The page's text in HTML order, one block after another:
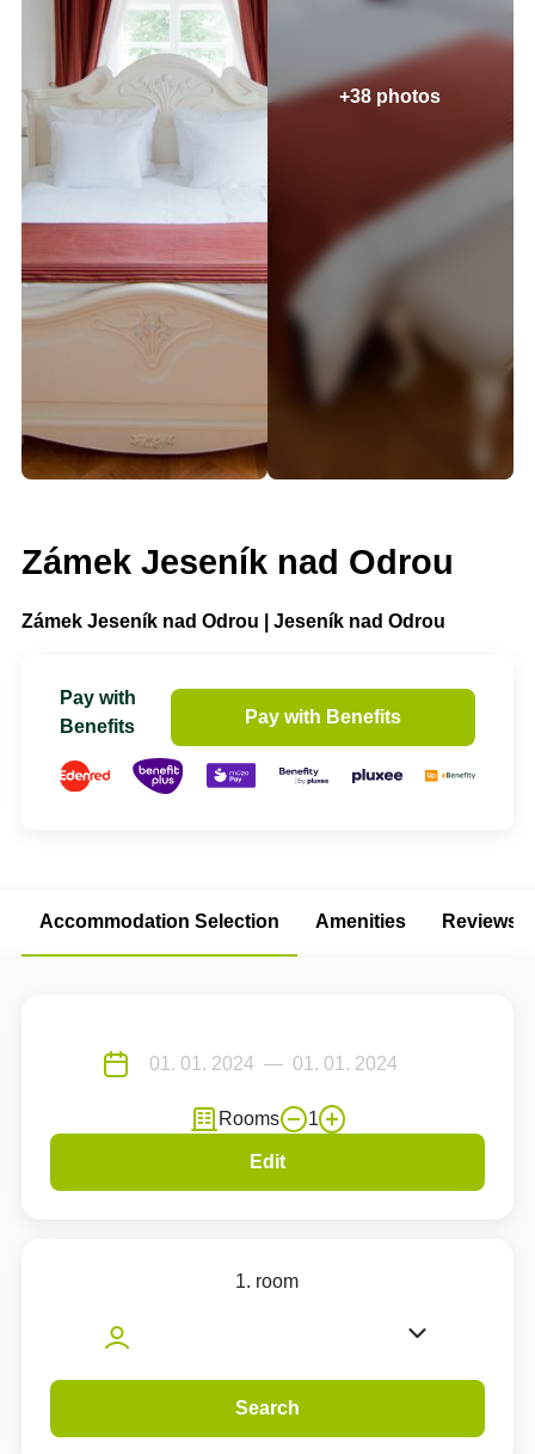
+38 photos
Zámek Jeseník nad Odrou
Zámek Jeseník nad Odrou | Jeseník nad Odrou
Pay with
Benefits
Pay with Benefits
Accommodation Selection Amenities Reviews
Rooms 1
Edit
1. room
Search